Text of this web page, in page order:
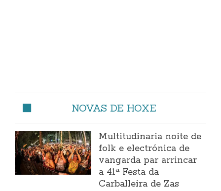
NOVAS DE HOXE
Multitudinaria noite de
folk e electrónica de
vangarda par arrincar
a 41ª Festa da
Carballeira de Zas